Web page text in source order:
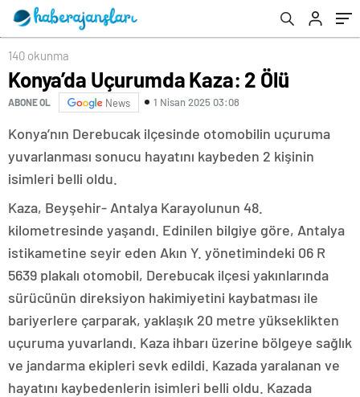
140 okunma
Konya’da Uçurumda Kaza: 2 Ölü
ABONE OL News 1 Nisan 2025 03:08
Konya’nın Derebucak ilçesinde otomobilin uçuruma
yuvarlanması sonucu hayatını kaybeden 2 kişinin
isimleri belli oldu.
Kaza, Beyşehir- Antalya Karayolunun 48.
kilometresinde yaşandı. Edinilen bilgiye göre, Antalya
istikametine seyir eden Akın Y. yönetimindeki 06 R
5639 plakalı otomobil, Derebucak ilçesi yakınlarında
sürücünün direksiyon hakimiyetini kaybatması ile
bariyerlere çarparak, yaklaşık 20 metre yükseklikten
uçuruma yuvarlandı. Kaza ihbarı üzerine bölgeye sağlık
ve jandarma ekipleri sevk edildi. Kazada yaralanan ve
hayatını kaybedenlerin isimleri belli oldu. Kazada